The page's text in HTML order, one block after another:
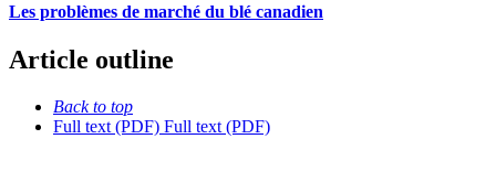
Les problèmes de marché du blé canadien
Article outline
Back to top
Full text (PDF) Full text (PDF)